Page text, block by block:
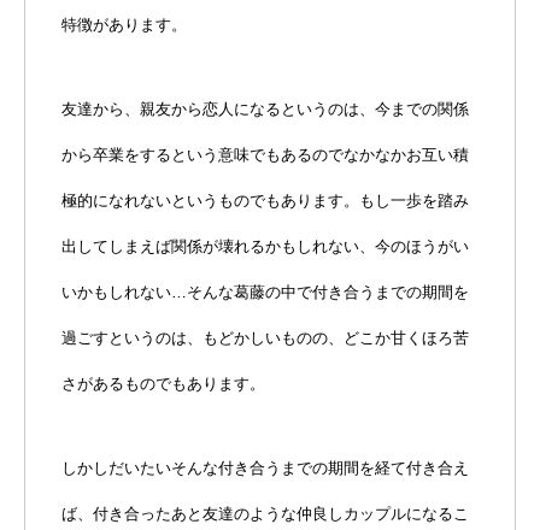
特徴があります。
友達から、親友から恋人になるというのは、今までの関係
から卒業をするという意味でもあるのでなかなかお互い積
極的になれないというものでもあります。もし一歩を踏み
出してしまえば関係が壊れるかもしれない、今のほうがい
いかもしれない…そんな葛藤の中で付き合うまでの期間を
過ごすというのは、もどかしいものの、どこか甘くほろ苦
さがあるものでもあります。
しかしだいたいそんな付き合うまでの期間を経て付き合え
ば、付き合ったあと友達のような仲良しカップルになるこ